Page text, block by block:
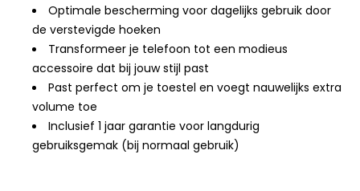
Optimale bescherming voor dagelijks gebruik door
de verstevigde hoeken
Transformeer je telefoon tot een modieus
accessoire dat bij jouw stijl past
Past perfect om je toestel en voegt nauwelijks extra
volume toe
Inclusief 1 jaar garantie voor langdurig
gebruiksgemak (bij normaal gebruik)